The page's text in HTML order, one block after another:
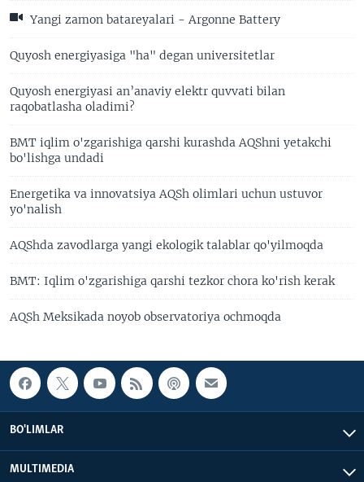
Yangi zamon batareyalari - Argonne Battery
Quyosh energiyasiga "ha" degan universitetlar
Quyosh energiyasi an’anaviy elektr quvvati bilan
raqobatlasha oladimi?
BMT iqlim o'zgarishiga qarshi kurashda AQShni yetakchi
bo'lishga undadi
Energetika va innovatsiya AQSh olimlari uchun ustuvor
yo'nalish
AQShda zavodlarga yangi ekologik talablar qo'yilmoqda
BMT: Iqlim o'zgarishiga qarshi tezkor chora ko'rish kerak
AQSh Meksikada noyob observatoriya ochmoqda
BO'LIMLAR
MULTIMEDIA